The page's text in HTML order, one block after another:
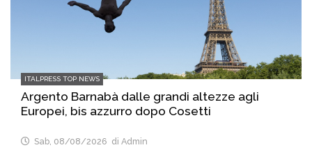
ITALPRESS TOP NEWS
Argento Barnabà dalle grandi altezze agli
Europei, bis azzurro dopo Cosetti
Sab, 08/08/2026 di Admin